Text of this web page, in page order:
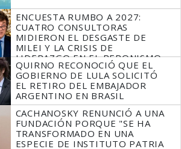
ENCUESTA RUMBO A 2027:
CUATRO CONSULTORAS
MIDIERON EL DESGASTE DE
MILEI Y LA CRISIS DE
LIDERAZGO EN EL PERONISMO
QUIRNO RECONOCIÓ QUE EL
GOBIERNO DE LULA SOLICITÓ
EL RETIRO DEL EMBAJADOR
ARGENTINO EN BRASIL
CACHANOSKY RENUNCIÓ A UNA
FUNDACIÓN PORQUE "SE HA
TRANSFORMADO EN UNA
ESPECIE DE INSTITUTO PATRIA